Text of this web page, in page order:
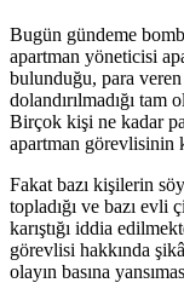
Bugün gündeme
apartman yöneticisi
bulunduğu, para
dolandırılmadığı
Birçok kişi ne kadar
apartman görevlisinin
Fakat bazı kişilerin
topladığı ve bazı evli
karıştığı iddia
görevlisi hakkında
olayın basına